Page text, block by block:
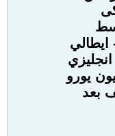
ايطالي
بعد